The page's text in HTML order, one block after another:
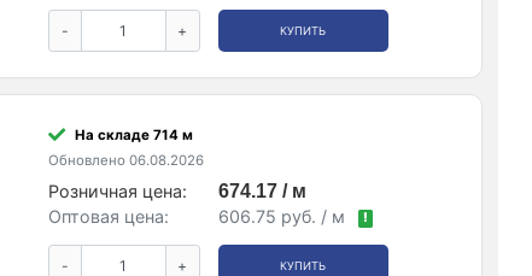
- + КУПИТЬ
На складе 714 м
Обновлено 06.08.2026
Розничная цена:
674.17 / м
Оптовая цена:
606.75 руб. / м !
- + КУПИТЬ